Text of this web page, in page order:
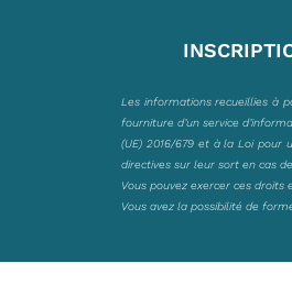
Les informations recueillies à
fourniture d’un service
(UE) 2016/679 et à la Loi pour
directives sur leur sort en cas
Vous pouvez exercer ces droits
Vous avez la possibilité de